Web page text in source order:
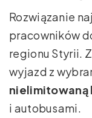
Rozwiązanie
pracowników
regionu Styrii.
wyjazd z
nielimitowaną
i autobusami.